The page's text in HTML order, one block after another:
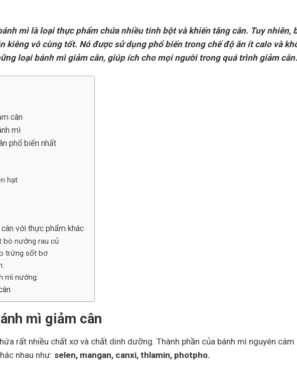
mì là loại thực phẩm chứa nhiều tinh bột và khiến tăng cân. Tuy nhiên,
kiêng vô cùng tốt. Nó được sử dụng phổ biến trong chế độ ăn ít calo và
loại bánh mì giảm cân, giúp ích cho mọi người trong quá trình giảm cân.
cân
mì
phổ biến nhất
hạt
với thực phẩm khác
bò nướng rau củ
trứng sốt bơ
mì nướng:
mì giảm cân
rất nhiều chất xơ và chất dinh dưỡng. Thành phần của bánh mì nguyên
nhau như: selen, mangan, canxi, thlamin, photpho.